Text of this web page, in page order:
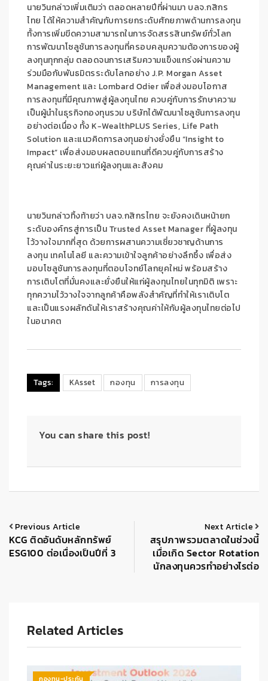
นายวินกล่าวเพิ่มเติมว่า ตลอดหลายปีที่ผ่านมา บลจ.กสิกร
ไทย ได้ให้ความสำคัญกับการยกระดับศักยภาพด้านการลงทุน
ทั้งการเพิ่มขีดความสามารถในการจัดสรรสินทรัพย์ทั่วโลก
การพัฒนาโซลูชันการลงทุนที่ครอบคลุมความต้องการของผู้
ลงทุนทุกกลุ่ม ตลอดจนการเสริมความแข็งแกร่งผ่านความ
ร่วมมือกับพันธมิตรระดับโลกอย่าง J.P. Morgan Asset
Management และ Lombard Odier เพื่อส่งมอบโอกาส
การลงทุนที่มีคุณภาพสู่ผู้ลงทุนไทย ควบคู่กับการรักษาความ
เป็นผู้นำในธุรกิจกองทุนรวม บริษัทได้พัฒนาโซลูชันการลงทุน
อย่างต่อเนื่อง ทั้ง K-WealthPLUS Series, Life Path
Solution และแนวคิดการลงทุนอย่างยั่งยืน “Insight to
Impact” เพื่อส่งมอบผลตอบแทนที่ดีควบคู่กับการสร้าง
คุณค่าในระยะยาวแก่ผู้ลงทุนและสังคม
นายวินกล่าวทิ้งท้ายว่า บลจ.กสิกรไทย จะยังคงเดินหน้ายก
ระดับองค์กรสู่การเป็น Trusted Asset Manager ที่ผู้ลงทุน
ไว้วางใจมากที่สุด ด้วยการผสานความเชี่ยวชาญด้านการ
ลงทุน เทคโนโลยี และความเข้าใจลูกค้าอย่างลึกซึ้ง เพื่อส่ง
มอบโซลูชันการลงทุนที่ตอบโจทย์โลกยุคใหม่ พร้อมสร้าง
การเติบโตที่มั่นคงและยั่งยืนให้แก่ผู้ลงทุนไทยในทุกมิติ เพราะ
ทุกความไว้วางใจจากลูกค้าคือพลังสำคัญที่ทำให้เราเติบโต
และเป็นแรงผลักดันให้เราสร้างคุณค่าให้กับผู้ลงทุนไทยต่อไป
ในอนาคต
Tags: KAsset กองทุน การลงทุน
You can share this post!
Previous Article
KCG ติดอันดับหลักทรัพย์
ESG100 ต่อเนื่องเป็นปีที่ 3
Next Article
สรุปภาพรวมตลาดในช่วงนี้
เมื่อเกิด Sector Rotation
นักลงทุนควรทำอย่างไรต่อ
Related Articles
กองทุน-ประกัน